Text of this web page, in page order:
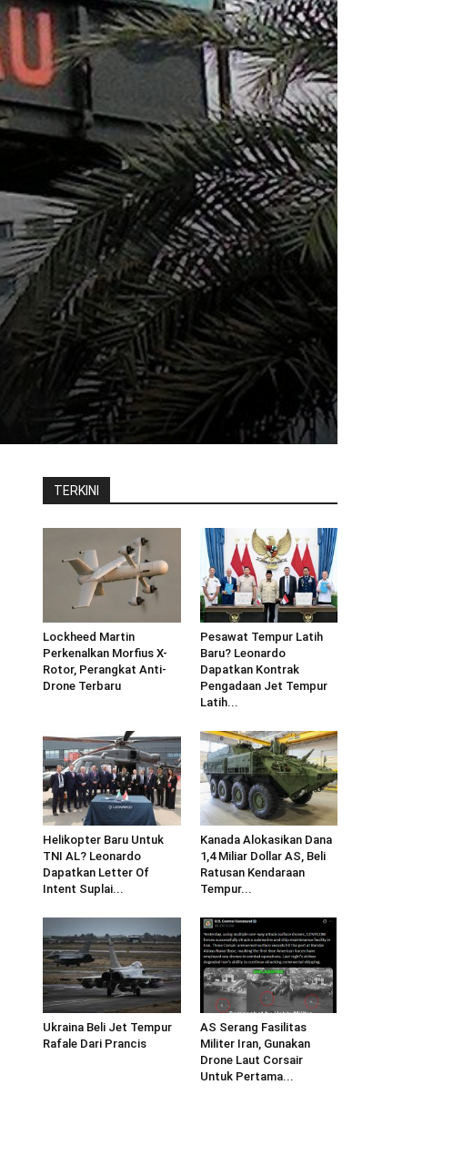
TERKINI
Lockheed Martin
Perkenalkan Morfius X-
Rotor, Perangkat Anti-
Drone Terbaru
Pesawat Tempur Latih
Baru? Leonardo
Dapatkan Kontrak
Pengadaan Jet Tempur
Latih...
Helikopter Baru Untuk
TNI AL? Leonardo
Dapatkan Letter Of
Intent Suplai...
Kanada Alokasikan Dana
1,4 Miliar Dollar AS, Beli
Ratusan Kendaraan
Tempur...
Ukraina Beli Jet Tempur
Rafale Dari Prancis
AS Serang Fasilitas
Militer Iran, Gunakan
Drone Laut Corsair
Untuk Pertama...